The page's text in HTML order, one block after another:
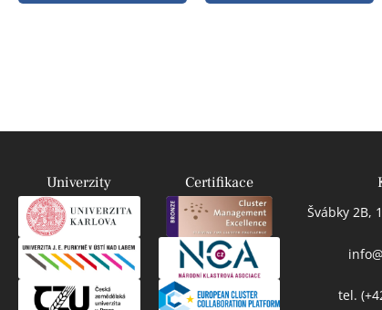
Univerzity Certifikace
Švábky 2B,
tel.